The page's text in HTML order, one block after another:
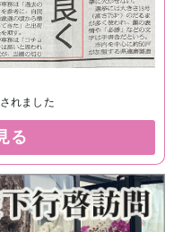
れました
る